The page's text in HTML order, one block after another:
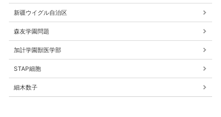
新疆ウイグル自治区
森友学園問題
加計学園獣医学部
STAP細胞
細木数子